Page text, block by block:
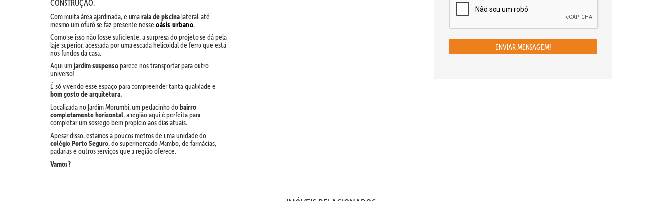
CONSTRUÇÃO.
Com muita área ajardinada, e umaraia de piscinalateral, até
mesmo um ofurô se faz presente nesse oásis urbano.
Como se isso não fosse suficiente, a surpresa do projeto se dá pela
laje superior, acessada por uma escada helicoidal de ferro que está
nos fundos da casa.
Aqui umjardim suspensoparece nos transportar para outro
universo!
É só vivendo esse espaço para compreender tanta qualidade e
bom gosto de arquitetura.
Localizada no Jardim Morumbi, um pedacinho dobairro
completamente horizontal, a região aqui é perfeita para
completar um sossego bem propício aos dias atuais.
Apesar disso, estamos a poucos metros de uma unidade do
colégio Porto Seguro, do supermercado Mambo, de farmácias,
padarias e outros serviços que a região oferece.
Vamos?
ENVIAR MENSAGEM!